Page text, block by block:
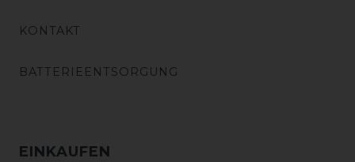
KONTAKT
BATTERIEENTSORGUNG
EINKAUFEN